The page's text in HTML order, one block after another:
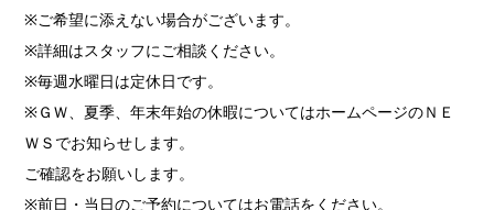
※ご希望に添えない場合がございます。
※詳細はスタッフにご相談ください。
※毎週水曜日は定休日です。
※ＧＷ、夏季、年末年始の休暇についてはホームページのＮＥ
ＷＳでお知らせします。
ご確認をお願いします。
※前日・当日のご予約についてはお電話をください。